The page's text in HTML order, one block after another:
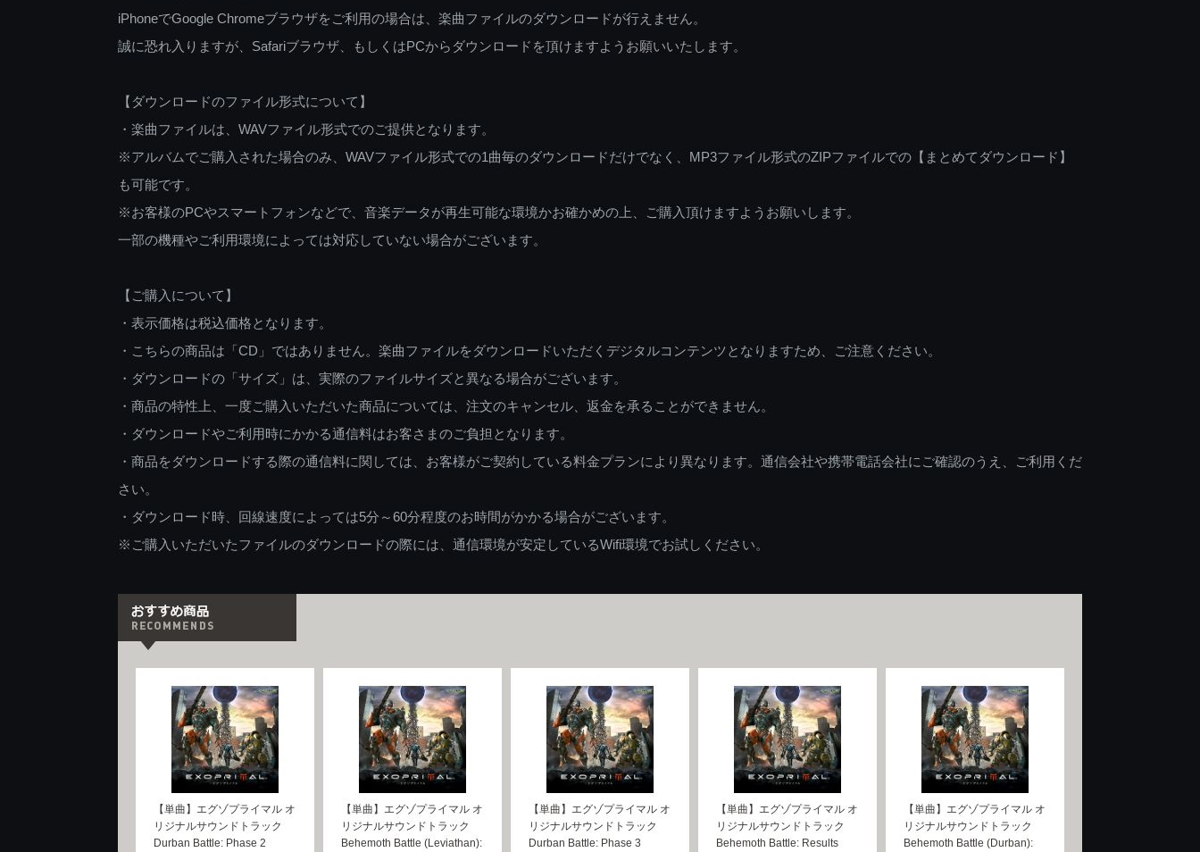
iPhoneでGoogle Chromeブラウザをご利用の場合は、楽曲ファイルのダウンロードが行えません。
誠に恐れ入りますが、Safariブラウザ、もしくはPCからダウンロードを頂けますようお願いいたします。
【ダウンロードのファイル形式について】
・楽曲ファイルは、WAVファイル形式でのご提供となります。
※アルバムでご購入された場合のみ、WAVファイル形式での1曲毎のダウンロードだけでなく、MP3ファイル形式のZIPファイルでの【まとめてダウンロード】
も可能です。
※お客様のPCやスマートフォンなどで、音楽データが再生可能な環境かお確かめの上、ご購入頂けますようお願いします。
一部の機種やご利用環境によっては対応していない場合がございます。
【ご購入について】
・表示価格は税込価格となります。
・こちらの商品は「CD」ではありません。楽曲ファイルをダウンロードいただくデジタルコンテンツとなりますため、ご注意ください。
・ダウンロードの「サイズ」は、実際のファイルサイズと異なる場合がございます。
・商品の特性上、一度ご購入いただいた商品については、注文のキャンセル、返金を承ることができません。
・ダウンロードやご利用時にかかる通信料はお客さまのご負担となります。
・商品をダウンロードする際の通信料に関しては、お客様がご契約している料金プランにより異なります。通信会社や携帯電話会社にご確認のうえ、ご利用くだ
さい。
・ダウンロード時、回線速度によっては5分～60分程度のお時間がかかる場合がございます。
※ご購入いただいたファイルのダウンロードの際には、通信環境が安定しているWifi環境でお試しください。
【単曲】エグゾプライマル オ
リジナルサウンドトラック
Durban Battle: Phase 2
【単曲】エグゾプライマル オ
リジナルサウンドトラック
Behemoth Battle (Leviathan):
【単曲】エグゾプライマル オ
リジナルサウンドトラック
Durban Battle: Phase 3
【単曲】エグゾプライマル オ
リジナルサウンドトラック
Behemoth Battle: Results
【単曲】エグゾプライマル オ
リジナルサウンドトラック
Behemoth Battle (Durban):